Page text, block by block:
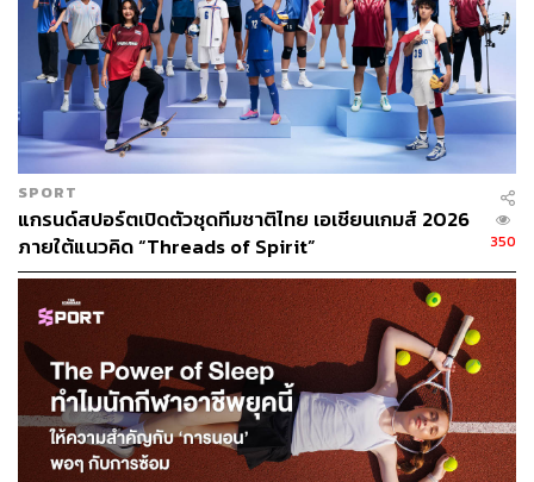
SPORT
แกรนด์สปอร์ตเปิดตัวชุดทีมชาติไทย เอเชียนเกมส์ 2026
ภายใต้แนวคิด “Threads of Spirit”
350